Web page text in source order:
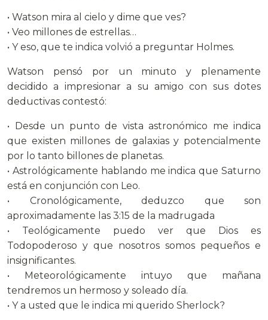
• Watson mira al cielo y dime que ves?
• Veo millones de estrellas…
• Y eso, que te indica volvió a preguntar Holmes.
Watson pensó por un minuto y plenamente
decidido a impresionar a su amigo con sus dotes
deductivas contestó:
• Desde un punto de vista astronómico me indica
que existen millones de galaxias y potencialmente
por lo tanto billones de planetas.
• Astrológicamente hablando me indica que Saturno
está en conjunción con Leo.
• Cronológicamente, deduzco que son
aproximadamente las 3:15 de la madrugada
• Teológicamente puedo ver que Dios es
Todopoderoso y que nosotros somos pequeños e
insignificantes.
• Meteorológicamente intuyo que mañana
tendremos un hermoso y soleado día.
• Y a usted que le indica mi querido Sherlock?